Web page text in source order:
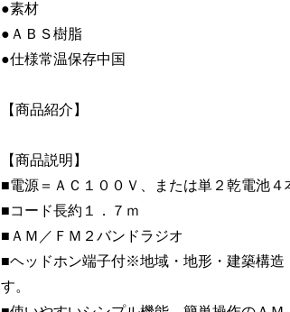
●素材
●ＡＢＳ樹脂
●仕様常温保存中国
【商品紹介】
【商品説明】
■電源＝ＡＣ１００Ｖ、または単２乾電池
■コード長約１．７ｍ
■ＡＭ／ＦＭ２バンドラジオ
■ヘッドホン端子付※地域・地形・建築構造
す。